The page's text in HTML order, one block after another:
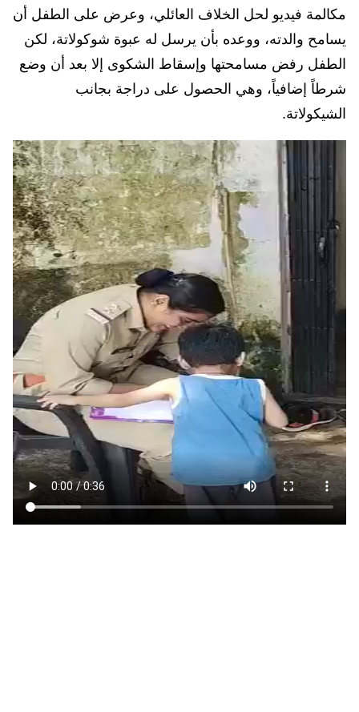
مكالمة فيديو لحل الخلاف العائلي، وعرض على الطفل أن
يسامح والدته، ووعده بأن يرسل له عبوة شوكولاتة، لكن
الطفل رفض مسامحتها وإسقاط الشكوى إلا بعد أن وضع
شرطاً إضافياً، وهي الحصول على دراجة بجانب
الشيكولاتة.